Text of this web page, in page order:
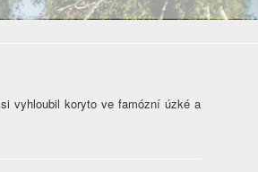
vyhloubil koryto ve famózní úzké a